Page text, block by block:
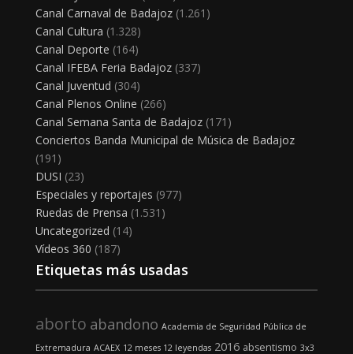
Canal Carnaval de Badajoz(1.261)
Canal Cultura (1.328)
Canal Deporte (164)
Canal IFEBA Feria Badajoz(337)
Canal Juventud (304)
Canal Plenos Online (266)
Canal Semana Santa de Badajoz(171)
Conciertos Banda Municipal de Música de Badajoz
(191)
DUSI (23)
Especiales y reportajes (977)
Ruedas de Prensa (1.531)
Uncategorized (14)
Vídeos 360 (187)
Etiquetas más usadas
aborto abandono Academia de Seguridad Pública de
Extremadura ACAEX 12 meses 12 leyendas 2016 absentismo 3x3